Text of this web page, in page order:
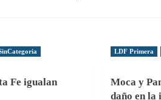
Fe igualan
LDF Primera
Moca y
daño en la